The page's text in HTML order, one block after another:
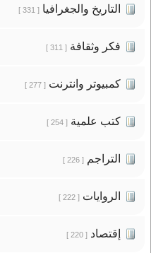
التاريخ والجغرافيا[ 331 ]
فكر وثقافة[ 311 ]
كمبيوتر وانترنت[ 277 ]
كتب علمية[ 254 ]
التراجم[ 226 ]
الروايات[ 222 ]
إقتصاد[ 220 ]